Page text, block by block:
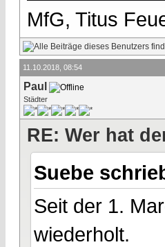
MfG, Titus
11.10.2018, 08:54
Paul
Städter
RE: Wer hat
Suebe
Seit der 1.
wiederholt.